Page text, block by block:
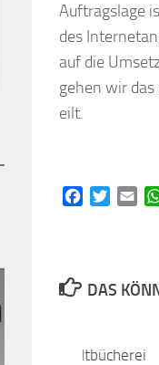
Auftragslage
des
auf die
gehen wir
eilt.
FacebookTwitter
DAS
in der Stadtbücherei